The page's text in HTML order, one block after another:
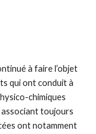
à faire l’objet
qui ont conduit à
chimiques
associant toujours
ont notamment